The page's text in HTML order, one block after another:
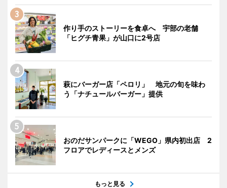
作り手のストーリーを食卓へ 宇部の老舗
「ヒグチ青果」が山口に2号店
萩にバーガー店「ペロリ」 地元の旬を味わ
う「ナチュールバーガー」提供
おのだサンパークに「WEGO」県内初出店 2
フロアでレディースとメンズ
もっと見る